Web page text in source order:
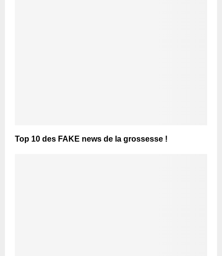
Top 10 des FAKE news de la grossesse !